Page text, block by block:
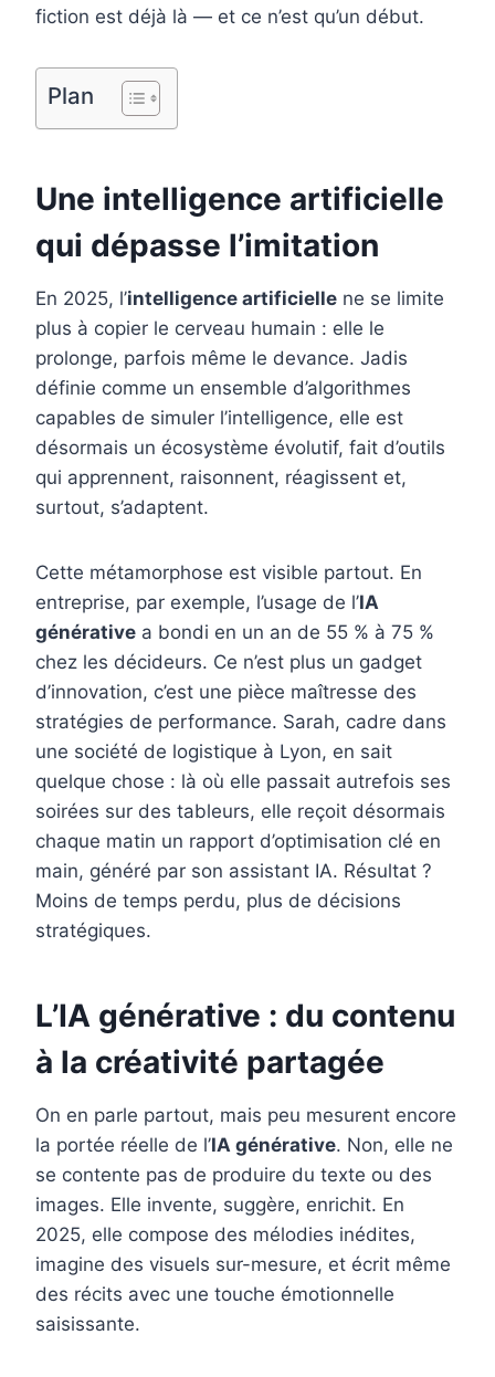
fiction est déjà là — et ce n’est qu’un début.
Plan
Une intelligence artificielle
qui dépasse l’imitation
En 2025, l’intelligence artificielle ne se limite
plus à copier le cerveau humain : elle le
prolonge, parfois même le devance. Jadis
définie comme un ensemble d’algorithmes
capables de simuler l’intelligence, elle est
désormais un écosystème évolutif, fait d’outils
qui apprennent, raisonnent, réagissent et,
surtout, s’adaptent.
Cette métamorphose est visible partout. En
entreprise, par exemple, l’usage de l’IA
générative a bondi en un an de 55 % à 75 %
chez les décideurs. Ce n’est plus un gadget
d’innovation, c’est une pièce maîtresse des
stratégies de performance. Sarah, cadre dans
une société de logistique à Lyon, en sait
quelque chose : là où elle passait autrefois ses
soirées sur des tableurs, elle reçoit désormais
chaque matin un rapport d’optimisation clé en
main, généré par son assistant IA. Résultat ?
Moins de temps perdu, plus de décisions
stratégiques.
L’IA générative : du contenu
à la créativité partagée
On en parle partout, mais peu mesurent encore
la portée réelle de l’IA générative. Non, elle ne
se contente pas de produire du texte ou des
images. Elle invente, suggère, enrichit. En
2025, elle compose des mélodies inédites,
imagine des visuels sur-mesure, et écrit même
des récits avec une touche émotionnelle
saisissante.